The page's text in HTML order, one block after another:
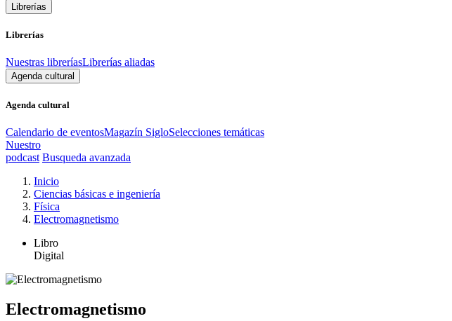
Librerías
Librerías
Nuestras libreríasLibrerías aliadas
Agenda cultural
Agenda cultural
Calendario de eventosMagazín SigloSelecciones temáticas
Nuestro
podcast Busqueda avanzada
Inicio
Ciencias básicas e ingeniería
Física
Electromagnetismo
Libro
Digital
Electromagnetismo